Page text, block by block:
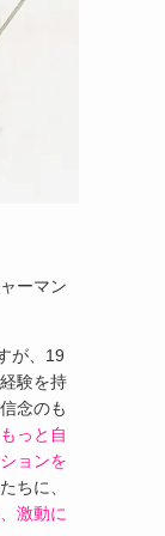
ーマン
が、19
験を持
念のも
っと自
ョンを
ちに、
激動に